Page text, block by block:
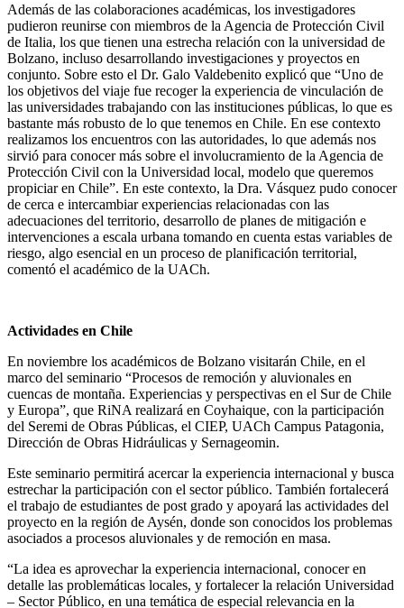
Además de las colaboraciones académicas, los investigadores
pudieron reunirse con miembros de la Agencia de Protección Civil
de Italia, los que tienen una estrecha relación con la universidad de
Bolzano, incluso desarrollando investigaciones y proyectos en
conjunto. Sobre esto el Dr. Galo Valdebenito explicó que “Uno de
los objetivos del viaje fue recoger la experiencia de vinculación de
las universidades trabajando con las instituciones públicas, lo que es
bastante más robusto de lo que tenemos en Chile. En ese contexto
realizamos los encuentros con las autoridades, lo que además nos
sirvió para conocer más sobre el involucramiento de la Agencia de
Protección Civil con la Universidad local, modelo que queremos
propiciar en Chile”. En este contexto, la Dra. Vásquez pudo conocer
de cerca e intercambiar experiencias relacionadas con las
adecuaciones del territorio, desarrollo de planes de mitigación e
intervenciones a escala urbana tomando en cuenta estas variables de
riesgo, algo esencial en un proceso de planificación territorial,
comentó el académico de la UACh.
Actividades en Chile
En noviembre los académicos de Bolzano visitarán Chile, en el
marco del seminario “Procesos de remoción y aluvionales en
cuencas de montaña. Experiencias y perspectivas en el Sur de Chile
y Europa”, que RiNA realizará en Coyhaique, con la participación
del Seremi de Obras Públicas, el CIEP, UACh Campus Patagonia,
Dirección de Obras Hidráulicas y Sernageomin.
Este seminario permitirá acercar la experiencia internacional y busca
estrechar la participación con el sector público. También fortalecerá
el trabajo de estudiantes de post grado y apoyará las actividades del
proyecto en la región de Aysén, donde son conocidos los problemas
asociados a procesos aluvionales y de remoción en masa.
“La idea es aprovechar la experiencia internacional, conocer en
detalle las problemáticas locales, y fortalecer la relación Universidad
– Sector Público, en una temática de especial relevancia en la